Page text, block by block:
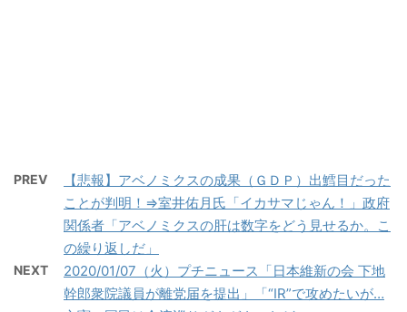
PREV
【悲報】アベノミクスの成果（ＧＤＰ）出鱈目だった
ことが判明！⇒室井佑月氏「イカサマじゃん！」政府
関係者「アベノミクスの肝は数字をどう見せるか。こ
の繰り返しだ」
NEXT
2020/01/07（火）プチニュース「日本維新の会 下地
幹郎衆院議員が離党届を提出」「“IR”で攻めたいが…